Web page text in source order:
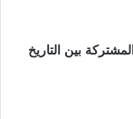
بين التاريخ